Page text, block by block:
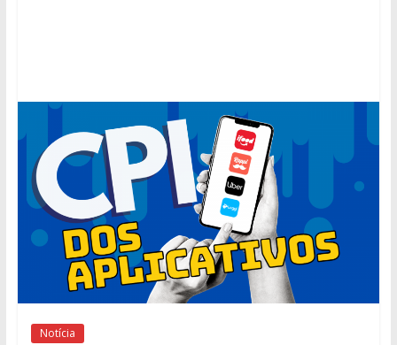
Notícia